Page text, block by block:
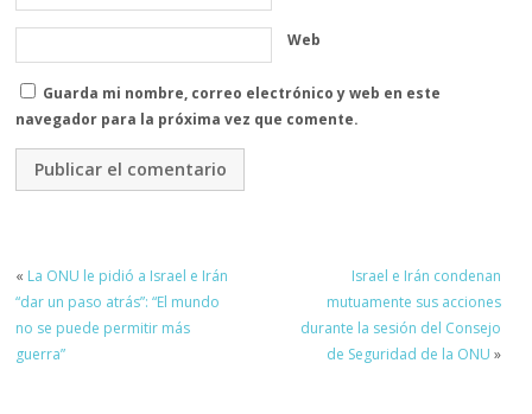
Web
Guarda mi nombre, correo electrónico y web en este
navegador para la próxima vez que comente.
« La ONU le pidió a Israel e Irán
“dar un paso atrás”: “El mundo
no se puede permitir más
guerra”
Israel e Irán condenan
mutuamente sus acciones
durante la sesión del Consejo
de Seguridad de la ONU »